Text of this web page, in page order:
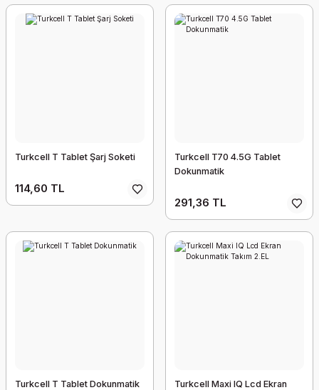
Turkcell T Tablet Şarj Soketi
114,60 TL
Turkcell T70 4.5G Tablet
Dokunmatik
291,36 TL
Turkcell T Tablet Dokunmatik
Turkcell Maxi IQ Lcd Ekran